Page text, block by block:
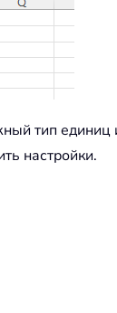
тип
настройки.